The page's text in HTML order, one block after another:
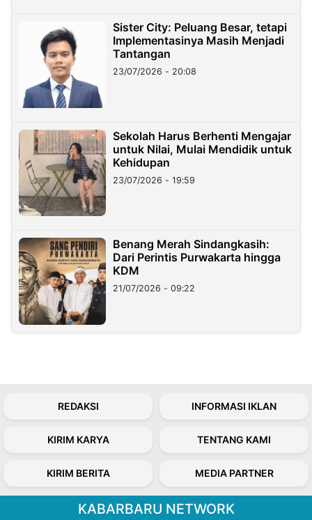
Sister City: Peluang Besar, tetapi
Implementasinya Masih Menjadi
Tantangan
23/07/2026 - 20:08
Sekolah Harus Berhenti Mengajar
untuk Nilai, Mulai Mendidik untuk
Kehidupan
23/07/2026 - 19:59
Benang Merah Sindangkasih:
Dari Perintis Purwakarta hingga
KDM
21/07/2026 - 09:22
REDAKSI INFORMASI IKLAN
KIRIM KARYA TENTANG KAMI
KIRIM BERITA MEDIA PARTNER
KABARBARU NETWORK